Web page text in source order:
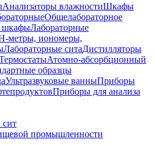
Анализаторы влажностиШкафы
Общелабораторное
шкафыЛабораторные
метры, иономеры,
Лабораторные ситаДистилляторы
Атомно-абсорбционный
образцы
Ультразвуковые ванныПриборы
Приборы для анализа
сит
промышленности